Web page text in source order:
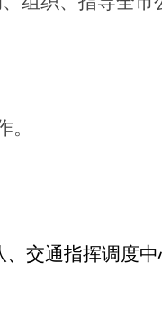
交通指挥调度